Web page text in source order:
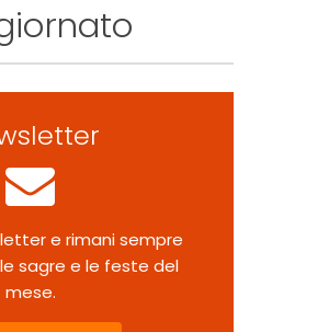
e rimani sempre
sagre e le feste del
mese.